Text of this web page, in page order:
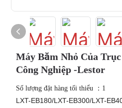
Máy Băm Nhỏ Của
Công Nghiệp -Lestor
Số lượng đặt hàng tối thiểu ：1
LXT-EB180/LXT-EB300/LXT-